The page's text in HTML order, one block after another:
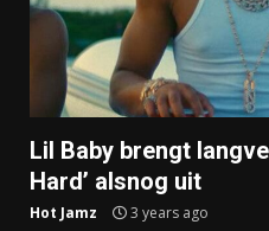
Lil Baby brengt
Hard’ alsnog uit
Hot Jamz 3 years ago